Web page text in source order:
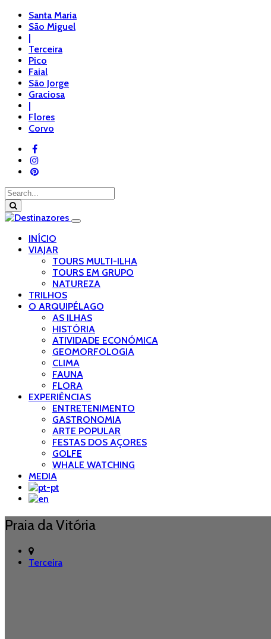
Santa Maria
São Miguel
|
Terceira
Pico
Faial
São Jorge
Graciosa
|
Flores
Corvo
INÍCIO
VIAJAR
TOURS MULTI-ILHA
TOURS EM GRUPO
NATUREZA
TRILHOS
O ARQUIPÉLAGO
AS ILHAS
HISTÓRIA
ATIVIDADE ECONÓMICA
GEOMORFOLOGIA
CLIMA
FAUNA
FLORA
EXPERIÊNCIAS
ENTRETENIMENTO
GASTRONOMIA
ARTE POPULAR
FESTAS DOS AÇORES
GOLFE
WHALE WATCHING
MEDIA
Praia da Vitória
Terceira